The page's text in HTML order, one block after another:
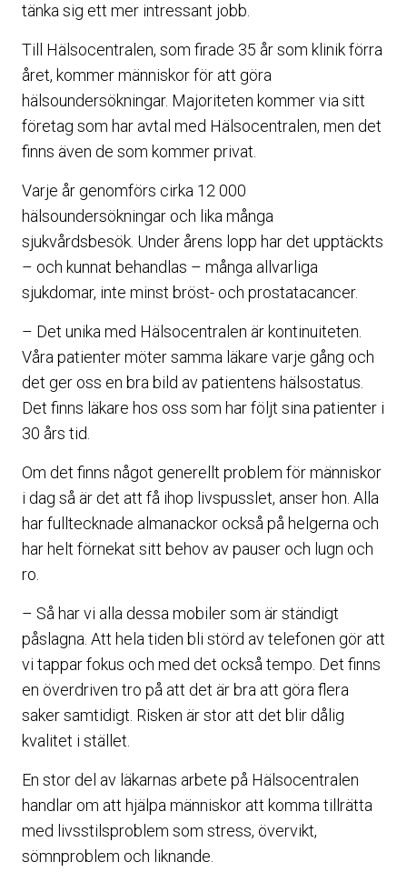
tänka sig ett mer intressant jobb.
Till Hälsocentralen, som firade 35 år som klinik förra
året, kommer människor för att göra
hälsoundersökningar. Majoriteten kommer via sitt
företag som har avtal med Hälsocentralen, men det
finns även de som kommer privat.
Varje år genomförs cirka 12 000
hälsoundersökningar och lika många
sjukvårdsbesök. Under årens lopp har det upptäckts
– och kunnat behandlas – många allvarliga
sjukdomar, inte minst bröst- och prostatacancer.
– Det unika med Hälsocentralen är kontinuiteten.
Våra patienter möter samma läkare varje gång och
det ger oss en bra bild av patientens hälsostatus.
Det finns läkare hos oss som har följt sina patienter i
30 års tid.
Om det finns något generellt problem för människor
i dag så är det att få ihop livspusslet, anser hon. Alla
har fulltecknade almanackor också på helgerna och
har helt förnekat sitt behov av pauser och lugn och
ro.
– Så har vi alla dessa mobiler som är ständigt
påslagna. Att hela tiden bli störd av telefonen gör att
vi tappar fokus och med det också tempo. Det finns
en överdriven tro på att det är bra att göra flera
saker samtidigt. Risken är stor att det blir dålig
kvalitet i stället.
En stor del av läkarnas arbete på Hälsocentralen
handlar om att hjälpa människor att komma tillrätta
med livsstilsproblem som stress, övervikt,
sömnproblem och liknande.